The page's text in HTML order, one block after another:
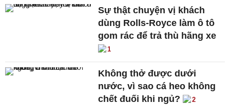
Sự thật chuyện vị khách
dùng Rolls-Royce làm ô tô
gom rác để trả thù hãng xe
1
Không thở được dưới
nước, vì sao cá heo không
chết đuối khi ngủ?
2